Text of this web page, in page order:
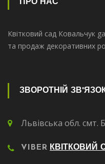
ПРО НАС
Квітковий сад Ковальчук
та продаж декоративних
ЗВОРОТНІЙ
Львівська обл. смт.
VIBER КВІТКОВИЙ